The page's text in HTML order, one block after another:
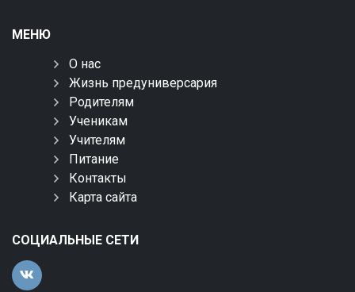
МЕНЮ
О нас
Жизнь предуниверсария
Родителям
Ученикам
Учителям
Питание
Контакты
Карта сайта
СОЦИАЛЬНЫЕ СЕТИ